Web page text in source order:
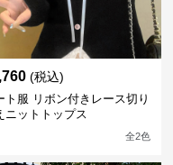
(税込)
ト服 リボン付きレース切り
ニットトップス
全2色